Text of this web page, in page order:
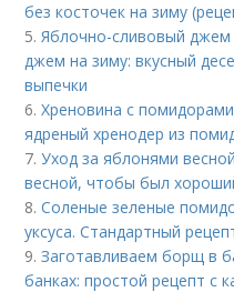
без косточек на зиму
5.Яблочно-сливовый
джем на зиму: вкусный
выпечки
6.Хреновина с
ядреный хренодер из
7.Уход за яблонями
весной, чтобы был
8.Соленые зеленые
уксуса. Стандартный
9.Заготавливаем борщ в
банках: простой рецепт с